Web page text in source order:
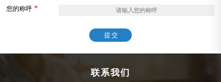
您的称呼 *
提交
联系我们